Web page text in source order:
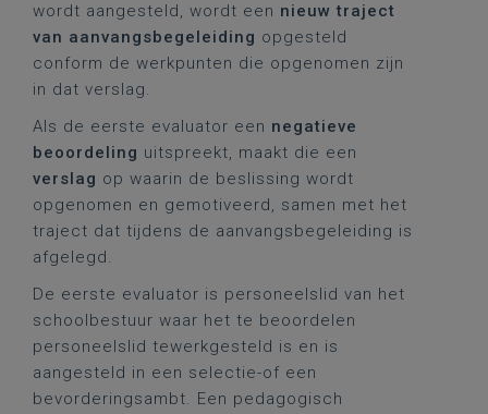
wordt aangesteld, wordt een nieuw traject
van aanvangsbegeleiding opgesteld
conform de werkpunten die opgenomen zijn
in dat verslag.
Als de eerste evaluator een negatieve
beoordeling uitspreekt, maakt die een
verslag op waarin de beslissing wordt
opgenomen en gemotiveerd, samen met het
traject dat tijdens de aanvangsbegeleiding is
afgelegd.
De eerste evaluator is personeelslid van het
schoolbestuur waar het te beoordelen
personeelslid tewerkgesteld is en is
aangesteld in een selectie-of een
bevorderingsambt. Een pedagogisch